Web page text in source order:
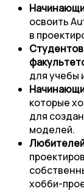
освоить
в
для учебы
которые
для
моделей.
хобби-